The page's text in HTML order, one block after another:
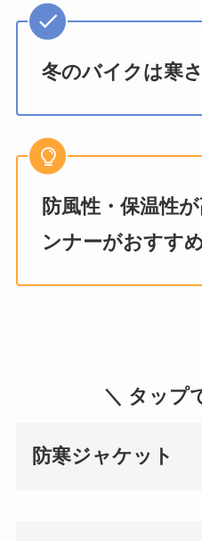
冬のバイクは寒
防風性・保温性
ンナーがおすす
＼ タップ
防寒ジャケット